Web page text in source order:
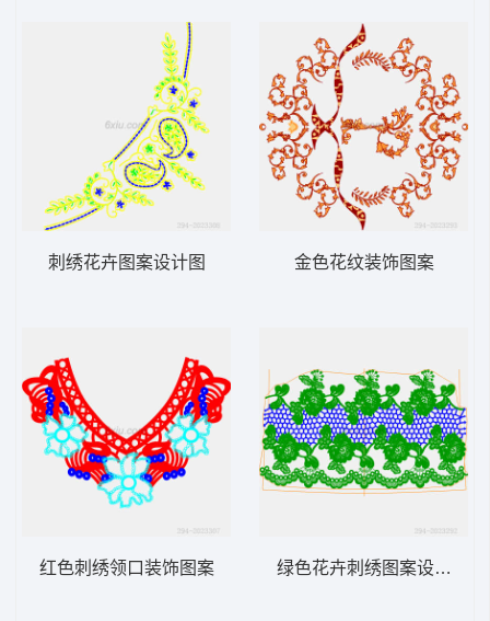
刺绣花卉图案设计图
红色刺绣领口装饰图案
金色花纹装饰图案
绿色花卉刺绣图案设计图